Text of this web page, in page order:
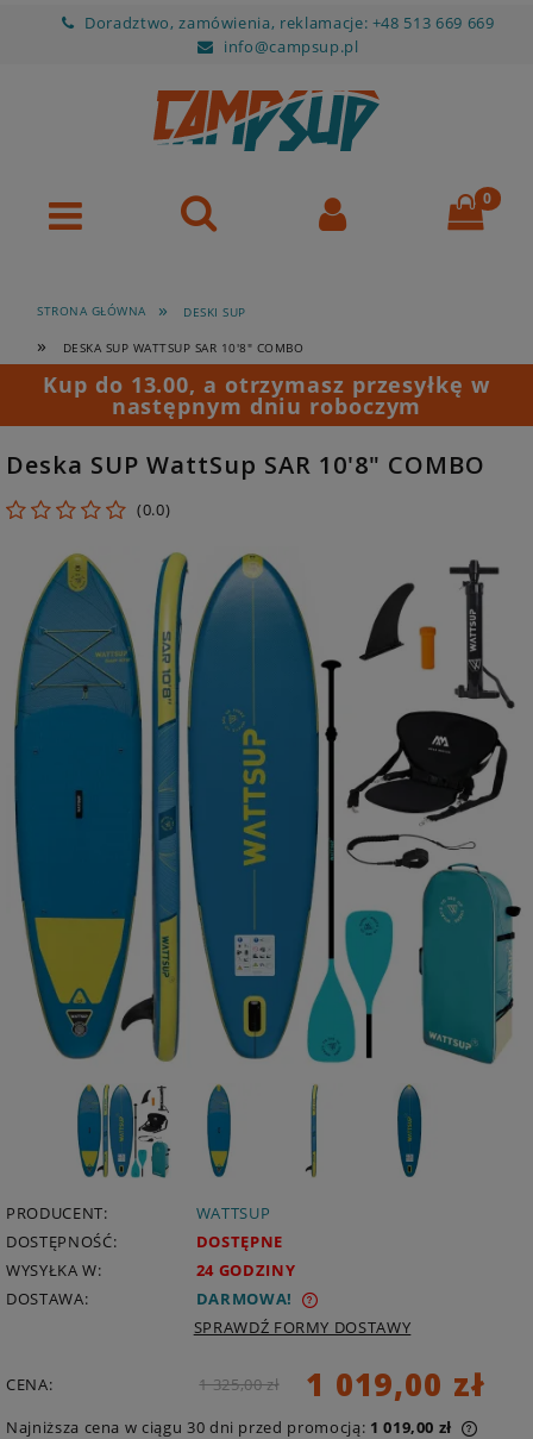
Doradztwo, zamówienia, reklamacje: +48 513 669 669
info@campsup.pl
STRONA GŁÓWNA » DESKI SUP
» DESKA SUP WATTSUP SAR 10'8" COMBO
Kup do 13.00, a otrzymasz przesyłkę w
następnym dniu roboczym
Deska SUP WattSup SAR 10'8" COMBO
0.0
PRODUCENT:
WATTSUP
DOSTĘPNOŚĆ:
DOSTĘPNE
WYSYŁKA W:
24 GODZINY
DOSTAWA:
DARMOWA
SPRAWDŹ FORMY DOSTAWY
CENA: 1 019,00 zł
1 325,00 zł
Najniższa cena w ciągu 30 dni przed promocją: 1 019,00 zł